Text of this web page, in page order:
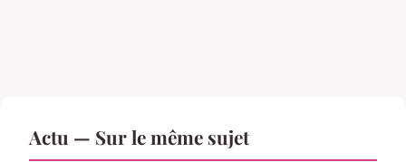
Actu — Sur le même sujet